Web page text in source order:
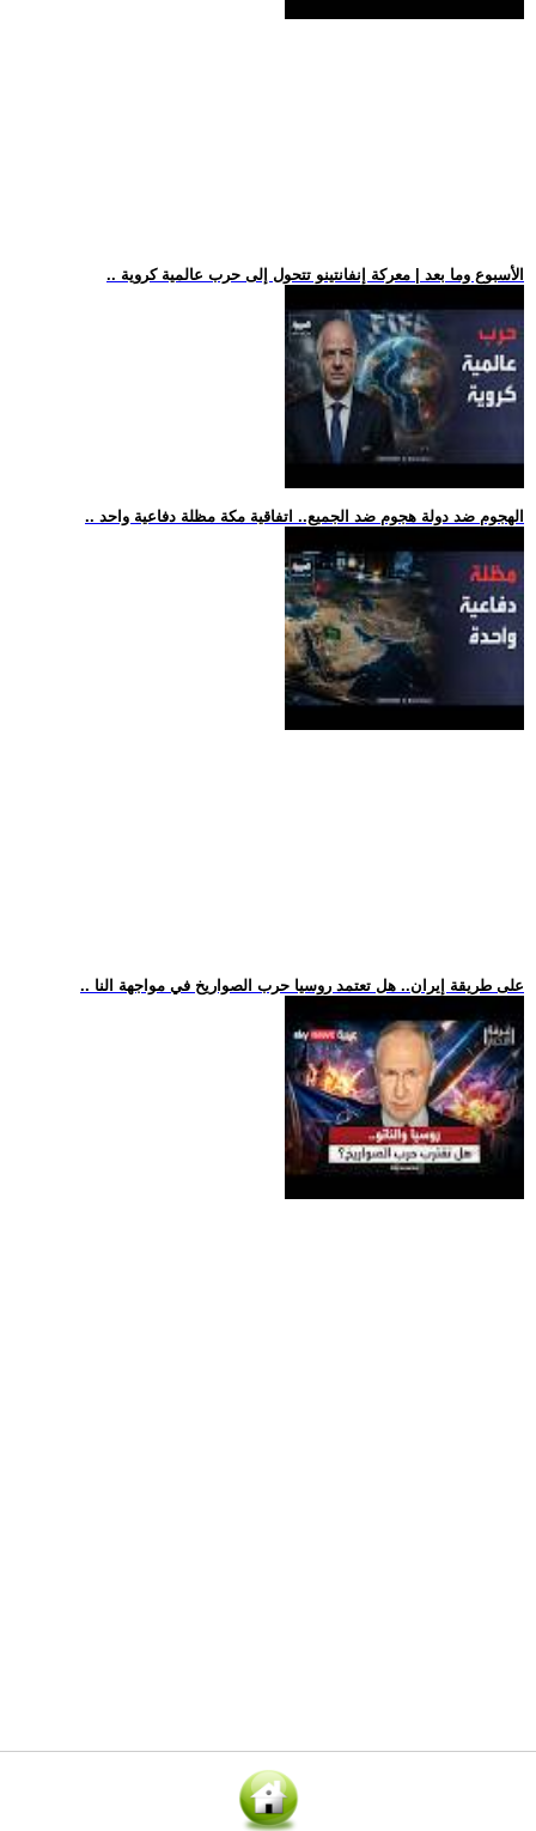
.. الأسبوع وما بعد | معركة إنفانتينو تتحول إلى حرب عالمية كروية
.. الهجوم ضد دولة هجوم ضد الجميع.. اتفاقية مكة مظلة دفاعية واحد
.. على طريقة إيران.. هل تعتمد روسيا حرب الصواريخ في مواجهة النا